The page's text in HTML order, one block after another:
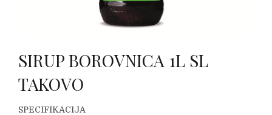
SIRUP BOROVNICA 1L SL
TAKOVO
SPECIFIKACIJA